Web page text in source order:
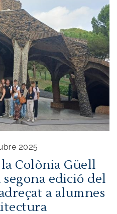
2025
Colònia Güell
segona edició del
a alumnes